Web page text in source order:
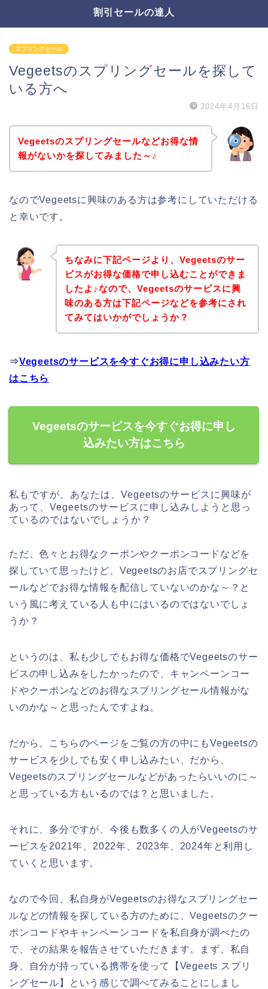
割引セールの達人
スプリングセール
Vegeetsのスプリングセールを探して
いる方へ
2024年4月16日
Vegeetsのスプリングセールなどお得な情
報がないかを探してみました～♪
なのでVegeetsに興味のある方は参考にしていただける
と幸いです。
ちなみに下記ページより、Vegeetsのサー
ビスがお得な価格で申し込むことができま
したよ♪なので、Vegeetsのサービスに興
味のある方は下記ページなどを参考にされ
てみてはいかがでしょうか？
⇒Vegeetsのサービスを今すぐお得に申し込みたい方
はこちら
Vegeetsのサービスを今すぐお得に申し
込みたい方はこちら
私もですが、あなたは、Vegeetsのサービスに興味が
あって、Vegeetsのサービスに申し込みしようと思っ
ているのではないでしょうか？
ただ、色々とお得なクーポンやクーポンコードなどを
探していて思ったけど、Vegeetsのお店でスプリングセ
ールなどでお得な情報を配信していないのかな～？と
いう風に考えている人も中にはいるのではないでしょ
うか？
というのは、私も少しでもお得な価格でVegeetsのサー
ビスの申し込みをしたかったので、キャンペーンコー
ドやクーポンなどのお得なスプリングセール情報がな
いのかな～と思ったんですよね。
だから、こちらのページをご覧の方の中にもVegeetsの
サービスを少しでも安く申し込みたい、だから、
Vegeetsのスプリングセールなどがあったらいいのに～
と思っている方もいるのでは？と思いました。
それに、多分ですが、今後も数多くの人がVegeetsのサ
ービスを2021年、2022年、2023年、2024年と利用し
ていくと思います。
なので今回、私自身がVegeetsのお得なスプリングセー
ルなどの情報を探している方のために、Vegeetsのクー
ポンコードやキャンペーンコードを私自身が調べたの
で、その結果を報告させていただきます。まず、私自
身、自分が持っている携帯を使って【Vegeets スプリ
ングセール】という感じで調べてみることにしまし